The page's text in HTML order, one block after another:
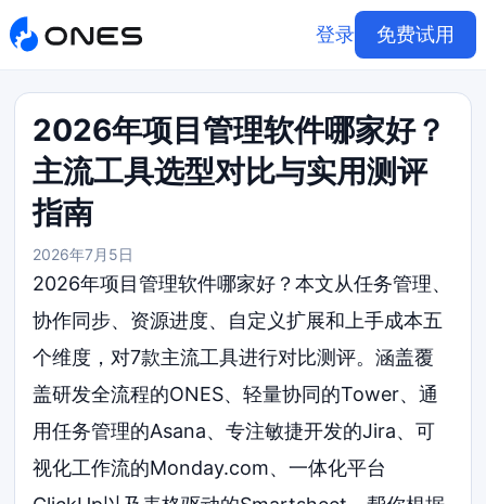
登录 免费试用
2026年项目管理软件哪家好？
主流工具选型对比与实用测评
指南
2026年7月5日
2026年项目管理软件哪家好？本文从任务管理、
协作同步、资源进度、自定义扩展和上手成本五
个维度，对7款主流工具进行对比测评。涵盖覆
盖研发全流程的ONES、轻量协同的Tower、通
用任务管理的Asana、专注敏捷开发的Jira、可
视化工作流的Monday.com、一体化平台